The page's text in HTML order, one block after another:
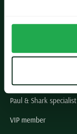
Schulte Herenmode
Paul & Shark specialist
VIP member